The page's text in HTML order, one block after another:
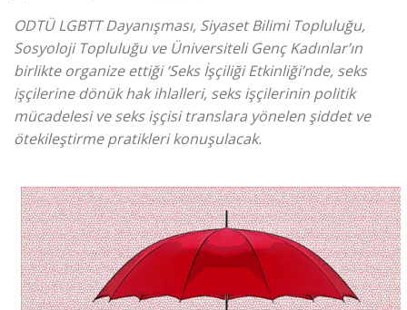
ODTÜ LGBTT Dayanışması, Siyaset Bilimi Topluluğu,
Sosyoloji Topluluğu ve Üniversiteli Genç Kadınlar’ın
birlikte organize ettiği ‘Seks İşçiliği Etkinliği’nde, seks
işçilerine dönük hak ihlalleri, seks işçilerinin politik
mücadelesi ve seks işçisi translara yönelen şiddet ve
ötekileştirme pratikleri konuşulacak.